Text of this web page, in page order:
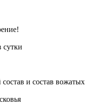
сутки
и состав вожатых